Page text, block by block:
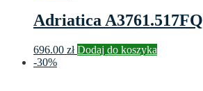
Adriatica A3761.517FQ
696.00 zł Dodaj do koszyka
-30%